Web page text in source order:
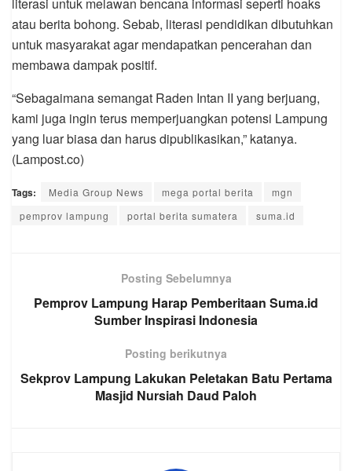
literasi untuk melawan bencana informasi seperti hoaks
atau berita bohong. Sebab, literasi pendidikan dibutuhkan
untuk masyarakat agar mendapatkan pencerahan dan
membawa dampak positif.
“Sebagaimana semangat Raden Intan II yang berjuang,
kami juga ingin terus memperjuangkan potensi Lampung
yang luar biasa dan harus dipublikasikan,” katanya.
(Lampost.co)
Tags: Media Group News mega portal berita
mgn
pemprov lampung
portal berita sumatera suma.id
Posting Sebelumnya
Pemprov Lampung Harap Pemberitaan Suma.id
Sumber Inspirasi Indonesia
Posting berikutnya
Sekprov Lampung Lakukan Peletakan Batu Pertama
Masjid Nursiah Daud Paloh